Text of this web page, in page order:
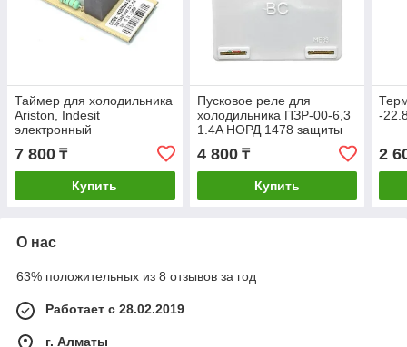
Таймер для холодильника
Ariston, Indesit
электронный
C00372874/C00500154, 6
контактов, температурный
диапазон +10/-10,
7 800 ₸
Купить
Пусковое реле для
холодильника ПЗР-00-6,3
1.4A НОРД 1478 защиты
мотора-компрессора
RF03W16
4 800₸
Купить
-
2
О нас
63% положительных из 8 отзывов за год
Работает с 28.02.2019
г. Алматы